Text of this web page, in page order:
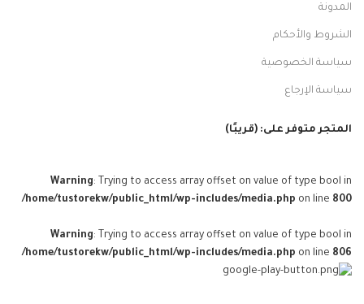
المدونة
الشروط والأحكام
سياسة الخصوصية
سياسة الإرجاع
المتجر متوفر على: (قريبًا)
Warning: Trying to access array offset on value of type bool in
/home/tustorekw/public_html/wp-includes/media.php on line 800
Warning: Trying to access array offset on value of type bool in
/home/tustorekw/public_html/wp-includes/media.php on line 806